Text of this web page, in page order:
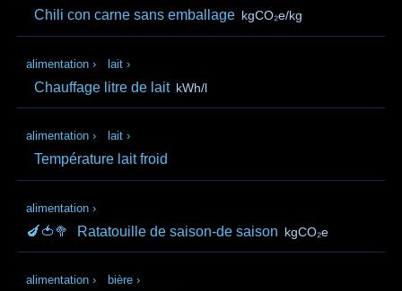
Chili con carne sans emballage kgCO₂e/kg
alimentation › lait ›
Chauffage litre de lait kWh/l
alimentation › lait ›
Température lait froid
alimentation ›
🍆🍅🥦 Ratatouille de saison-de saison kgCO₂e
alimentation › bière ›